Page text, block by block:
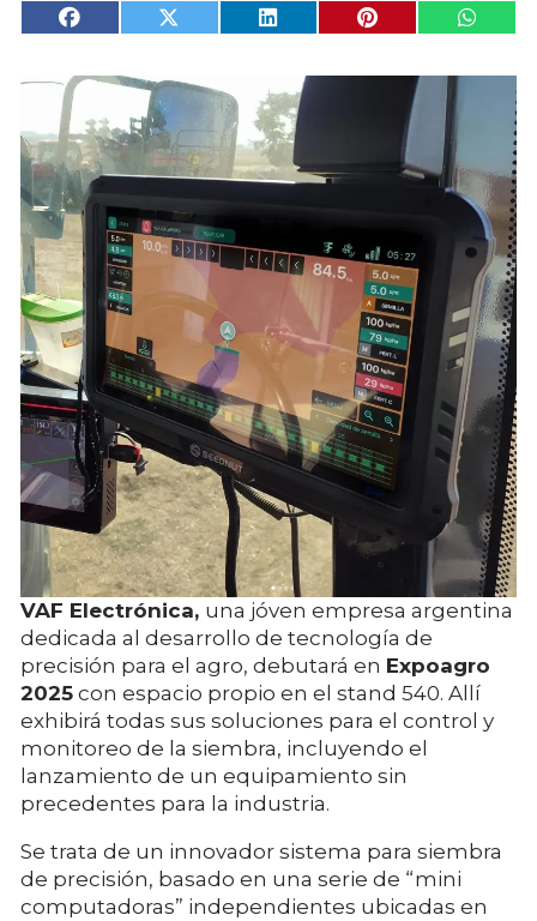
VAF Electrónica, una jóven empresa argentina
dedicada al desarrollo de tecnología de
precisión para el agro, debutará en Expoagro
2025 con espacio propio en el stand 540. Allí
exhibirá todas sus soluciones para el control y
monitoreo de la siembra, incluyendo el
lanzamiento de un equipamiento sin
precedentes para la industria.
Se trata de un innovador sistema para siembra
de precisión, basado en una serie de “mini
computadoras” independientes ubicadas en